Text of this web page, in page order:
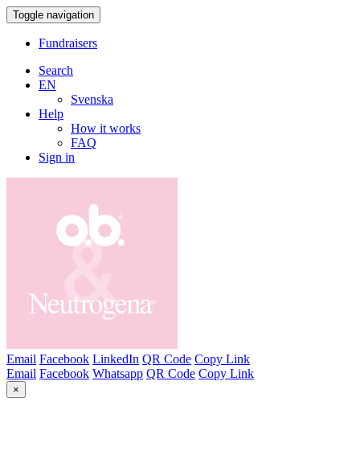
Toggle navigation
Fundraisers
Search
EN
Svenska
Help
How it works
FAQ
Sign in
Email Facebook LinkedIn QR Code Copy Link
Email Facebook Whatsapp QR Code Copy Link
×